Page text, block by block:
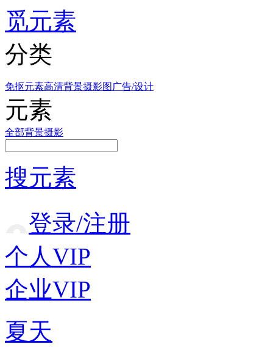
觅元素
分类
免抠元素高清背景摄影图 广告/设计
元素
全部背景摄影
搜元素
登录/注册
个人VIP
企业VIP
夏天